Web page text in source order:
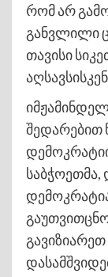
რომ არ
განვლილი
თავისი
შედარებით